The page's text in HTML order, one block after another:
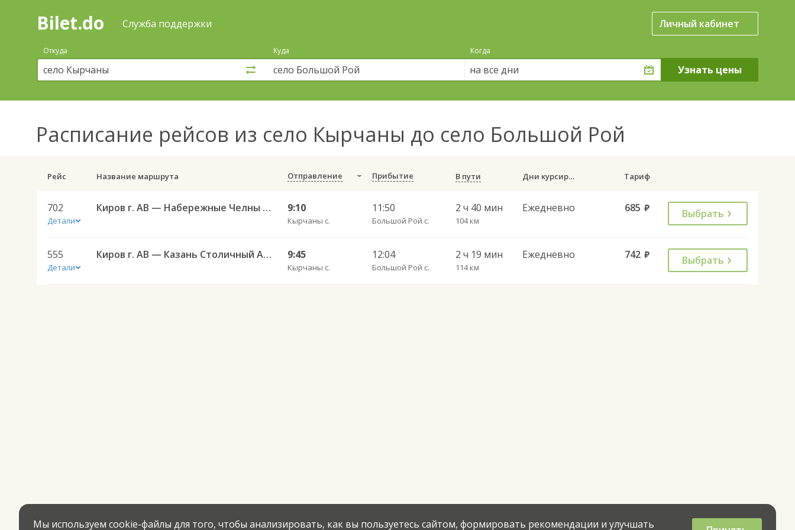
Поиск
покупка
билетов
автобус
онлайн
Bilet.do Служба поддержки Личный кабинет
Откуда Куда Когда
на все дни
Расписание рейсов из село Кырчаны до село Большой Рой
Рейс Название маршрута Отправление Прибытие В пути Дни курсирования Тариф
702
Детали
Киров г. АВ — Набережные Челны АВ 702 9:10
Кырчаны с.
11:50
Большой Рой с.
2 ч 40 мин
104 км
Ежедневно 685 руб. Выбрать
555
Детали
Киров г. АВ — Казань Столичный АВ 555 9:45
Кырчаны с.
12:04
Большой Рой с.
2 ч 19 мин
114 км
Ежедневно 742 руб. Выбрать
Мы используем cookie-файлы для того, чтобы анализировать, как вы пользуетесь сайтом, формировать рекомендации и улучшать